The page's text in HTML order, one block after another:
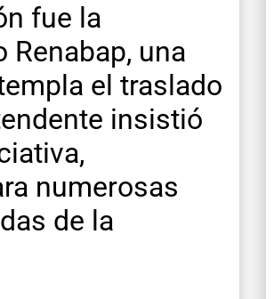
fue la
una
el traslado
insistió
numerosas
de la